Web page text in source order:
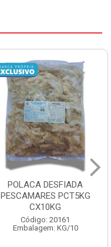
POLACA DESFIADA
PESCAMARES PCT5KG
CX10KG
Código: 20161
Embalagem: KG/10